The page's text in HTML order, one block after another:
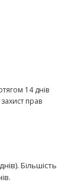
14 днів
прав
Більшість